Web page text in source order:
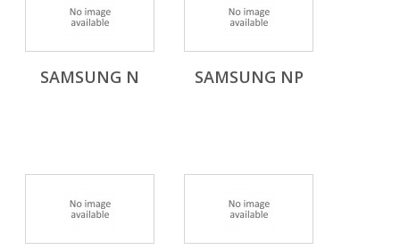
SAMSUNG N SAMSUNG NP